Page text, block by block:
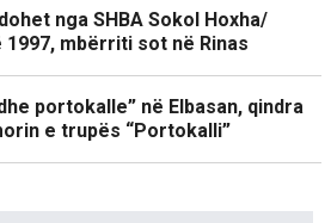
nga SHBA Sokol Hoxha/
mbërriti sot në Rinas
portokalle” në Elbasan, qindra
e trupës “Portokalli”